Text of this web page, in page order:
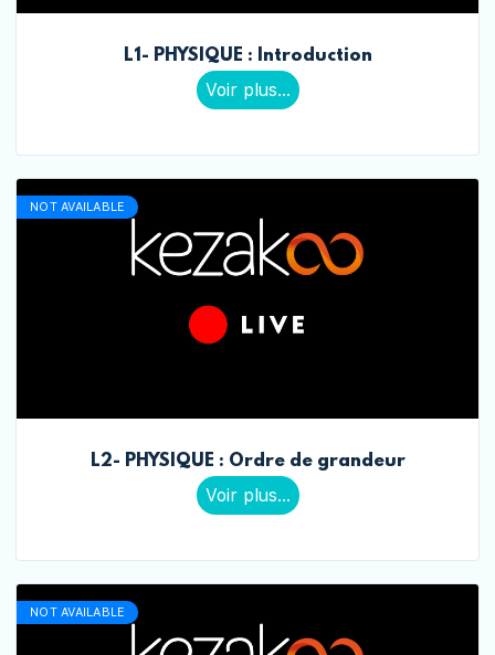
L1- PHYSIQUE : Introduction
Voir plus...
NOT AVAILABLE
L2- PHYSIQUE : Ordre de grandeur
Voir plus...
NOT AVAILABLE